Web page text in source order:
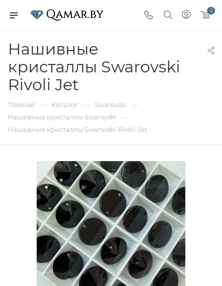
0
Нашивные
кристаллы Swarovski
Rivoli Jet
Главная — Каталог — Swarovski —
Нашивные кристаллы Swarovski —
Нашивные кристаллы Swarovski Rivoli Jet